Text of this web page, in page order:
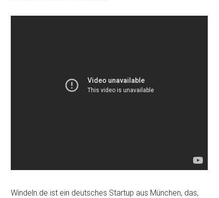
Windeln.de ist ein deutsches Startup aus München, das,